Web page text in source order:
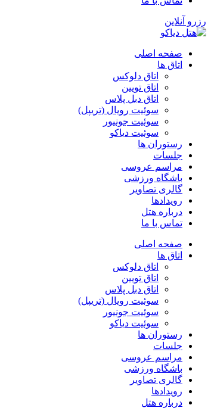
رزرو آنلاین
صفحه اصلی
اتاق ها
اتاق دلوکس
اتاق تویین
اتاق دبل پلاس
سوئیت رویال (تریپل)
سوئیت جونیور
سوئیت دیاکو
رستوران ها
جلسات
مراسم عروسی
باشگاه ورزشی
گالری تصاویر
رویدادها
درباره هتل
تماس با ما
صفحه اصلی
اتاق ها
اتاق دلوکس
اتاق تویین
اتاق دبل پلاس
سوئیت رویال (تریپل)
سوئیت جونیور
سوئیت دیاکو
رستوران ها
جلسات
مراسم عروسی
باشگاه ورزشی
گالری تصاویر
رویدادها
درباره هتل